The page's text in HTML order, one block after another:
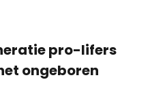
pro-lifers
ongeboren